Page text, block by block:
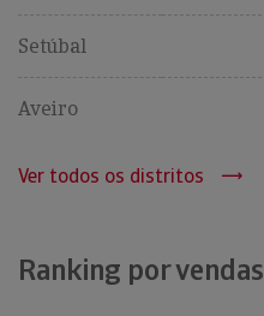
Setúbal
Aveiro
Ver todos os distritos
Ranking por vendas